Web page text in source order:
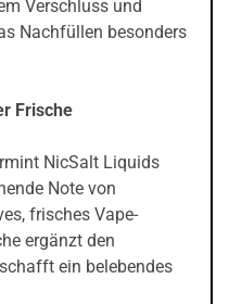
Verschluss und
Nachfüllen besonders
Frische
NicSalt Liquids
Note von
frisches Vape-
ergänzt den
ein belebendes